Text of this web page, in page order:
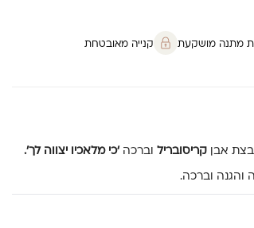
מתנה מושקעת קנייה מאובטחת
אבןקריסובריל וברכה‘כי מלאכיו יצווה לך’.
והגנה וברכה.